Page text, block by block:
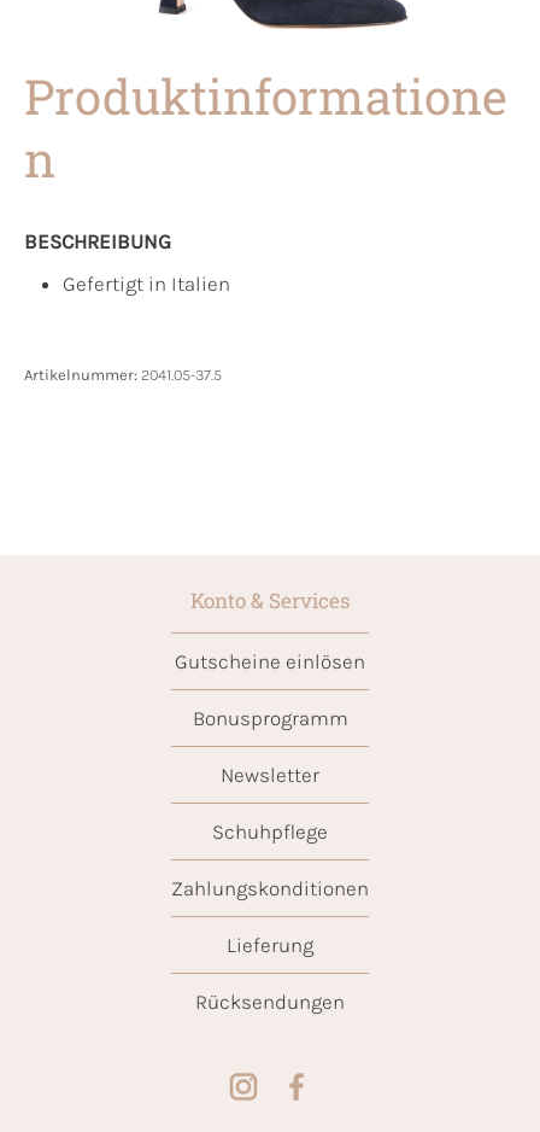
Produktinformatione
n
BESCHREIBUNG
Gefertigt in Italien
Artikelnummer: 2041.05-37.5
Konto & Services
Gutscheine einlösen
Bonusprogramm
Newsletter
Schuhpflege
Zahlungskonditionen
Lieferung
Rücksendungen